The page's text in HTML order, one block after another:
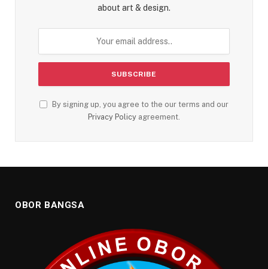
about art & design.
By signing up, you agree to the our terms and our
Privacy Policy agreement.
OBOR BANGSA